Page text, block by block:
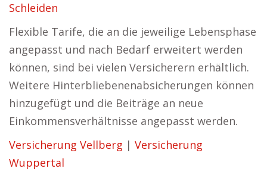
Schleiden
Flexible Tarife, die an die jeweilige Lebensphase
angepasst und nach Bedarf erweitert werden
können, sind bei vielen Versicherern erhältlich.
Weitere Hinterbliebenenabsicherungen können
hinzugefügt und die Beiträge an neue
Einkommensverhältnisse angepasst werden.
Versicherung Vellberg | Versicherung
Wuppertal